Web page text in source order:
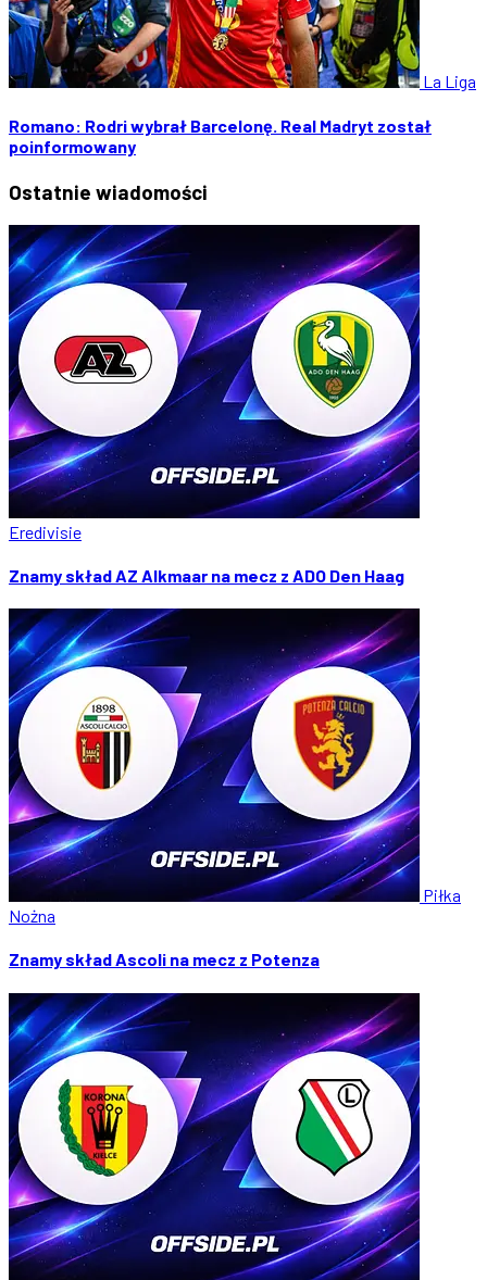
La Liga
Romano: Rodri wybrał Barcelonę. Real Madryt został
poinformowany
Ostatnie wiadomości
Eredivisie
Znamy skład AZ Alkmaar na mecz z ADO Den Haag
Piłka
Nożna
Znamy skład Ascoli na mecz z Potenza